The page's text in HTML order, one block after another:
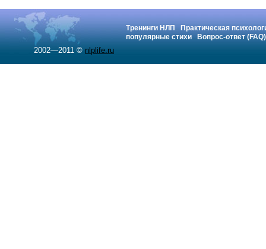
Тренинги НЛП
Практическая
популярные стихи
Вопрос-ответ (FAQ)
2002—2011 © nlplife.ru